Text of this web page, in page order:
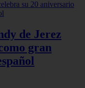
de Jerez
gran